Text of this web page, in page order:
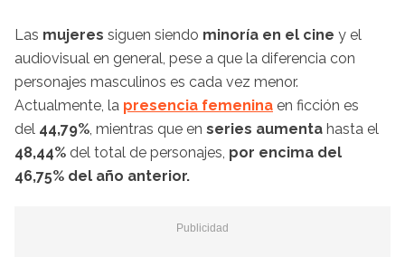
Las mujeres siguen siendo minoría en el cine y el
audiovisual en general, pese a que la diferencia con
personajes masculinos es cada vez menor.
Actualmente, la presencia femenina en ficción es
del 44,79%, mientras que en series aumenta hasta el
48,44% del total de personajes, por encima del
46,75% del año anterior.